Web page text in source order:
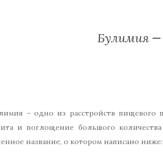
Булимия —
– одно из расстройств пищевого
и поглощение большого
название, о котором написано ниже: